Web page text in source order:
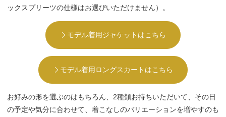
ックスプリーツの仕様はお選びいただけません）。
モデル着用ジャケットはこちら
モデル着用ロングスカートはこちら
お好みの形を選ぶのはもちろん、2種類お持ちいただいて、その日
の予定や気分に合わせて、着こなしのバリエーションを増やすのも